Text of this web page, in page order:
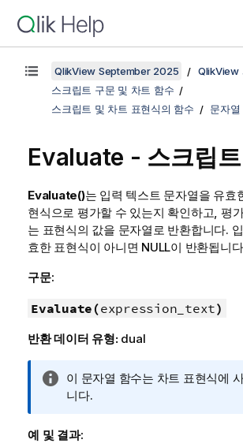
QlikView September 2025
QlikView
스크립트 구문 및 차트 함수
스크립트 및 차트 표현식의 함수
문자열
Evaluate - 스크립
Evaluate()는 입력 텍스트 문자열을 유효
현식으로 평가할 수 있는지 확인하고, 평
는 표현식의 값을 문자열로 반환합니다.
효한 표현식이 아니면 NULL이 반환됩니
구문:
Evaluate(expression_text)
반환 데이터 유형: dual
정
보
모
이 문자열 함수는 차트 표현식에
니다.
예 및 결과: